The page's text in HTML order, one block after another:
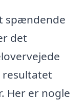
spændende
det
resultatet
Her er nogle